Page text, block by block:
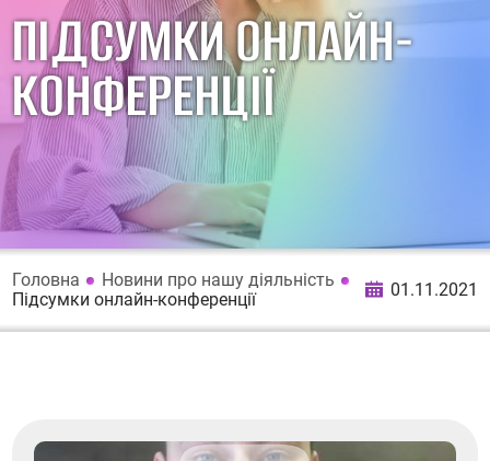
ПІДСУМКИ ОНЛАЙН-
КОНФЕРЕНЦІЇ
Головна
Новини про нашу діяльність
Підсумки онлайн-конференції
01.11.2021